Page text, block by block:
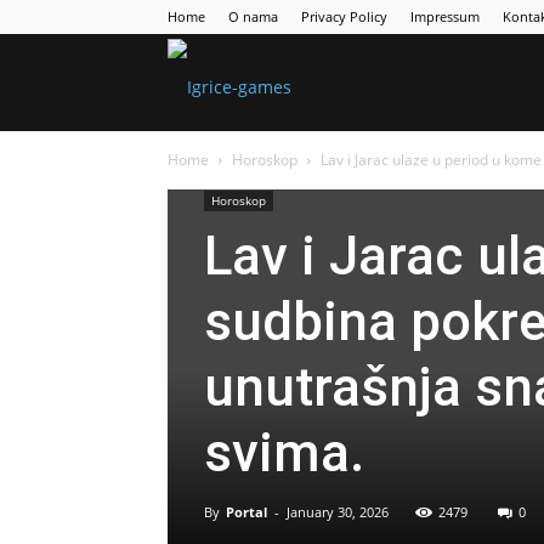
Home O nama Privacy Policy Impressum
Home Horoskop Lav i Jarac ulaze u period u
Horoskop
Lav i Jarac
sudbina
unutrašnja
svima.
By Portal - January 30, 2026 2479 0